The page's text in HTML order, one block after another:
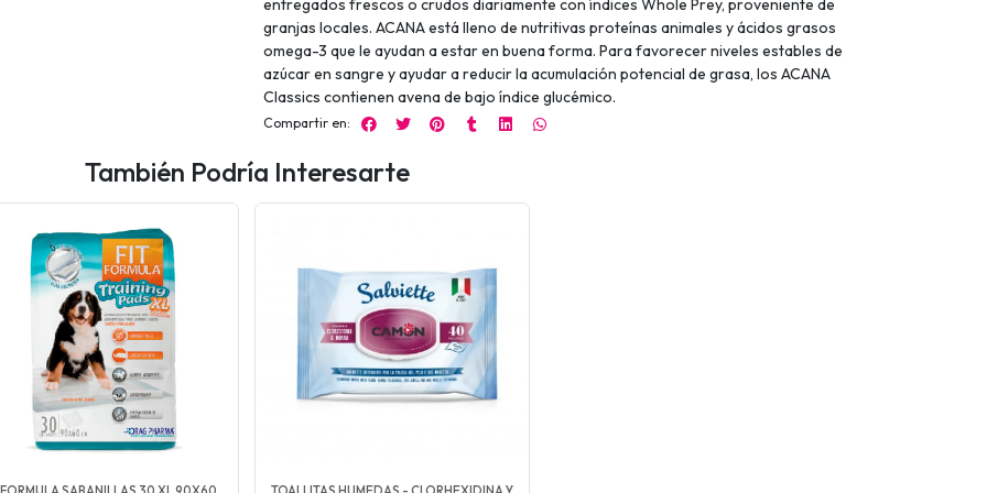
entregados frescos o crudos diariamente con índices Whole Prey, proveniente de
granjas locales. ACANA está lleno de nutritivas proteínas animales y ácidos grasos
omega-3 que le ayudan a estar en buena forma. Para favorecer niveles estables de
azúcar en sangre y ayudar a reducir la acumulación potencial de grasa, los ACANA
Classics contienen avena de bajo índice glucémico.
Compartir en:
También Podría Interesarte